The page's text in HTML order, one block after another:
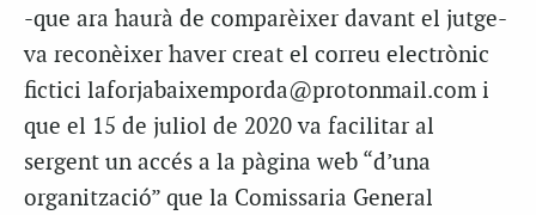
-que ara haurà de comparèixer davant el jutge-
va reconèixer haver creat el correu electrònic
fictici laforjabaixemporda@protonmail.com i
que el 15 de juliol de 2020 va facilitar al
sergent un accés a la pàgina web “d’una
organització” que la Comissaria General